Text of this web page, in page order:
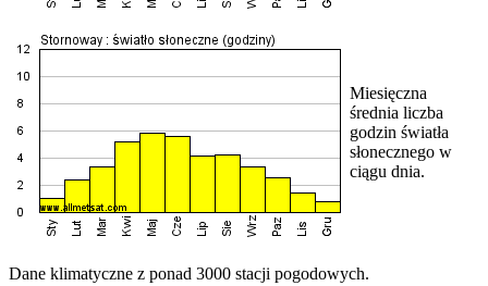
Miesięczna
średnia liczba
godzin światła
słonecznego w
ciągu dnia.
Dane klimatyczne z ponad 3000 stacji pogodowych.